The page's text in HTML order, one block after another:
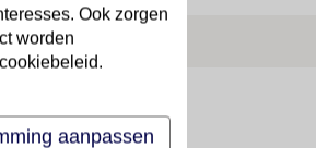
Ook zorgen
worden
aanpassen